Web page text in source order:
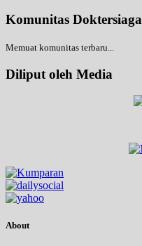
Komunitas Doktersiaga
Memuat komunitas terbaru...
Diliput oleh Media
About